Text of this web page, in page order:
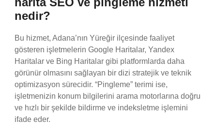
nedir?
Bu hizmet, Adana’nın Yüreğir ilçesinde faaliyet
gösteren işletmelerin Google Haritalar, Yandex
Haritalar ve Bing Haritalar gibi platformlarda daha
görünür olmasını sağlayan bir dizi stratejik ve teknik
optimizasyon sürecidir. “Pingleme” terimi ise,
işletmenizin konum bilgilerini arama motorlarına doğru
ve hızlı bir şekilde bildirme ve indeksletme işlemini
ifade eder.